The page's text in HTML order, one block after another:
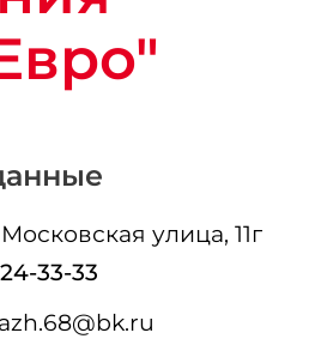
улица, 11г
33-33